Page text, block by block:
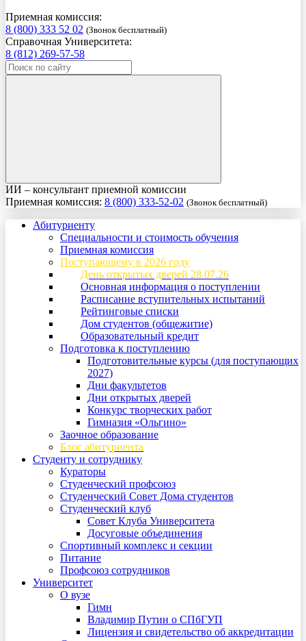
Приемная комиссия:
8 (800) 333 52 02 (Звонок бесплатный)
Справочная Университета:
8 (812) 269-57-58
ИИ – консультант приемной комиссии
Приемная комиссия: 8 (800) 333-52-02 (Звонок бесплатный)
Абитуриенту
Специальности и стоимость обучения
Приемная комиссия
Поступающему в 2026 году
День открытых дверей 28.07.26
Основная информация о поступлении
Расписание вступительных испытаний
Рейтинговые списки
Дом студентов (общежитие)
Образовательный кредит
Подготовка к поступлению
Подготовительные курсы (для поступающих
2027)
Дни факультетов
Дни открытых дверей
Конкурс творческих работ
Гимназия «Ольгино»
Заочное образование
Блог абитуриента
Студенту и сотруднику
Кураторы
Студенческий профсоюз
Студенческий Совет Дома студентов
Студенческий клуб
Совет Клуба Университета
Досуговые объединения
Спортивный комплекс и секции
Питание
Профсоюз сотрудников
Университет
О вузе
Гимн
Владимир Путин о СПбГУП
Лицензия и свидетельство об аккредитации